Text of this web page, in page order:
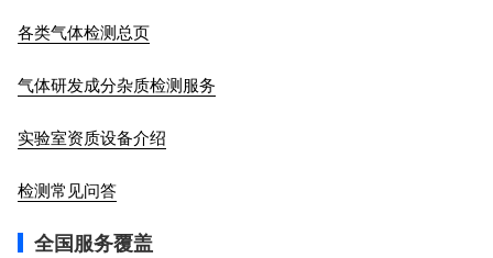
各类气体检测总页
气体研发成分杂质检测服务
实验室资质设备介绍
检测常见问答
全国服务覆盖